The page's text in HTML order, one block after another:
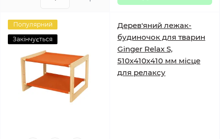
Популярний
Закінчується
Дерев'яний лежак-
будиночок для тварин
Ginger Relax S,
510х410х410 мм місце
для релаксу